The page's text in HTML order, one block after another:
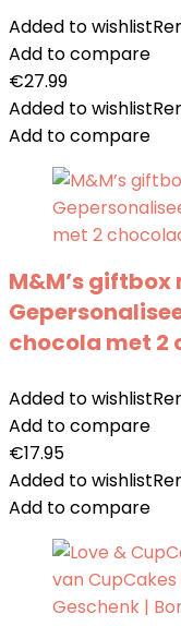
Added to wishlist
Add to compare
€27.99
Added to wishlist
Add to compare
M&M’s
chocola met 2
Added to wishlist
Add to compare
€17.95
Added to wishlist
Add to compare